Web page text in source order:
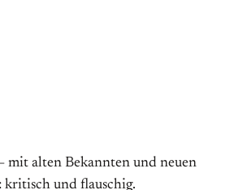
mit alten Bekannten und neuen
kritisch und flauschig.